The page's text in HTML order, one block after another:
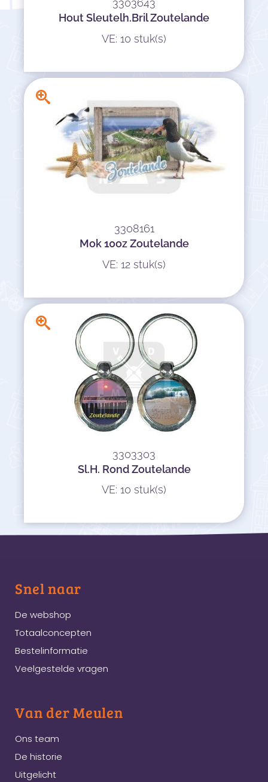
3303643
Hout Sleutelh.Bril Zoutelande
VE: 10 stuk(s)
3308161
Mok 10oz Zoutelande
VE: 12 stuk(s)
3303303
Sl.H. Rond Zoutelande
VE: 10 stuk(s)
Snel naar
De webshop
Totaalconcepten
Bestelinformatie
Veelgestelde vragen
Van der Meulen
Ons team
De historie
Uitgelicht